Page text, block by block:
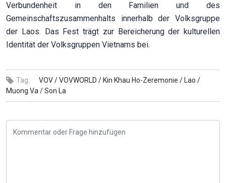
Verbundenheit in den Familien und des
Gemeinschaftszusammenhalts innerhalb der Volksgruppe
der Laos. Das Fest trägt zur Bereicherung der kulturellen
Identität der Volksgruppen Vietnams bei.
Tag: VOV /VOVWORLD / Kin Khau Ho-Zeremonie / Lao /
Muong Va /Son La